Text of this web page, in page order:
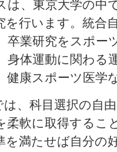
は、東京大学の中
を行います。統合
卒業研究をスポー
身体運動に関わる
健康スポーツ医学
は、科目選択の自
柔軟に取得するこ
を満たせば自分の